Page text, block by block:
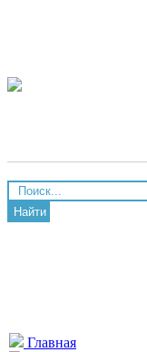
Найти
Главная